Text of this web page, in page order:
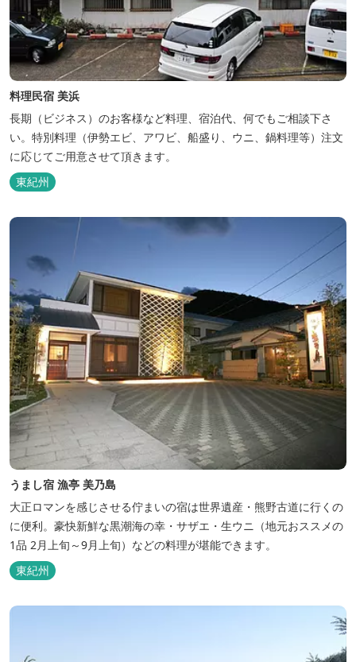
料理民宿 美浜
長期（ビジネス）のお客様など料理、宿泊代、何でもご相談下さ
い。特別料理（伊勢エビ、アワビ、船盛り、ウニ、鍋料理等）注文
に応じてご用意させて頂きます。
東紀州
うまし宿 漁亭 美乃島
大正ロマンを感じさせる佇まいの宿は世界遺産・熊野古道に行くの
に便利。豪快新鮮な黒潮海の幸・サザエ・生ウニ（地元おススメの
1品 2月上旬～9月上旬）などの料理が堪能できます。
東紀州